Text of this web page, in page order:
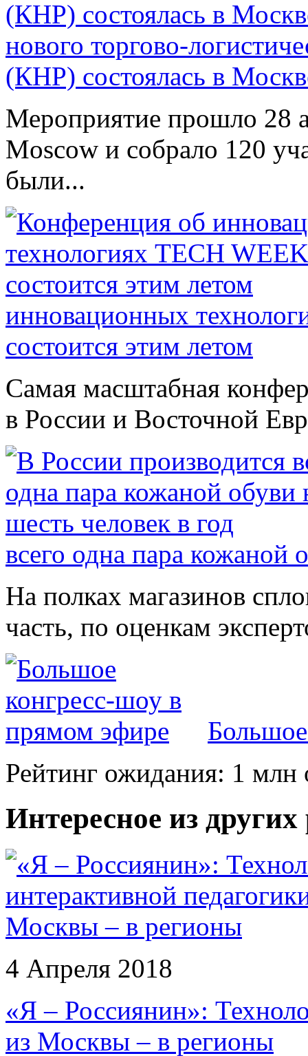
нового торгово-
(КНР) состоялась в
Мероприятие прошло 28
Moscow и собрало 120
были...
инновационных
состоится этим летом
Самая масштабная
в России и Восточной
всего одна пара кожаной
На полках магазинов
часть, по оценкам
Рейтинг ожидания: 1 млн
Интересное из
4 Апреля 2018
«Я – Россиянин»:
из Москвы – в регионы